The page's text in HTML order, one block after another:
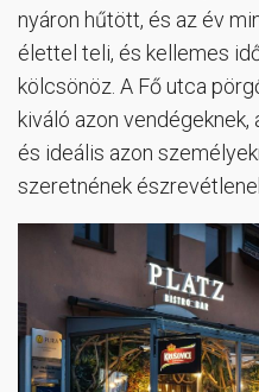
nyáron hűtött, és az év
élettel teli, és kellemes
kölcsönöz. A Fő utca
kiváló azon
és ideális azon
szeretnének